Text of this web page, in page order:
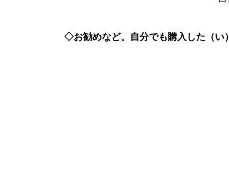
◇お勧めなど。自分でも購入した（